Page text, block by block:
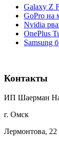
Galaxy Z
GoPro на
Nvidia
OnePlus
Samsung
Контакты
ИП Шаерман
г. Омск
Лермонтова, 22